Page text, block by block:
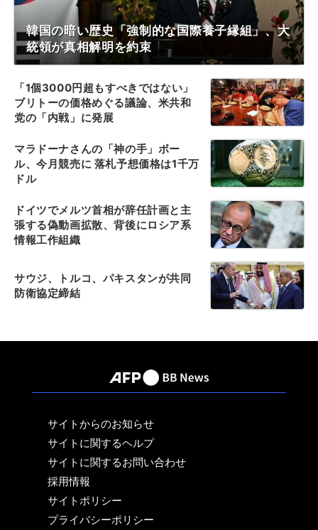
韓国の暗い歴史「強制的な国際養子縁組」、大
統領が真相解明を約束
「1個3000円超もすべきではない」
ブリトーの価格めぐる議論、米共和
党の「内戦」に発展
マラドーナさんの「神の手」ボー
ル、今月競売に 落札予想価格は1千万
ドル
ドイツでメルツ首相が辞任計画と主
張する偽動画拡散、背後にロシア系
情報工作組織
サウジ、トルコ、パキスタンが共同
防衛協定締結
サイトからのお知らせ
サイトに関するヘルプ
サイトに関するお問い合わせ
採用情報
サイトポリシー
プライバシーポリシー